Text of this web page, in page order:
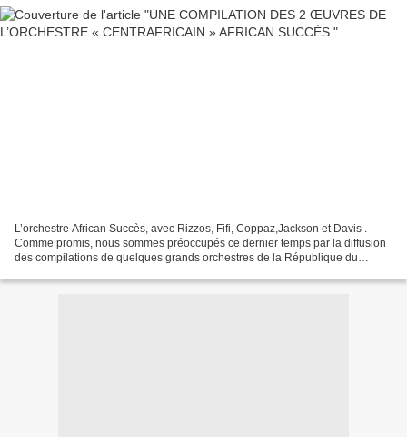
L’orchestre African Succès, avec Rizzos, Fifi, Coppaz,Jackson et Davis .
Comme promis, nous sommes préoccupés ce dernier temps par la diffusion
des compilations de quelques grands orchestres de la République du